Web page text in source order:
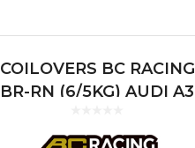
COILOVERS BC RACING
BR-RN (6/5KG) AUDI A3
GOLF MKIV